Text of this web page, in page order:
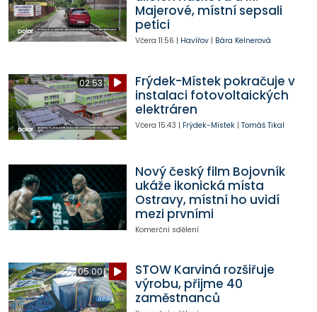
Majerové, místní sepsali
petici
Včera 11:56 | Havířov| Bára Kelnerová
02:53
Frýdek-Místek pokračuje v
instalaci fotovoltaických
elektráren
Včera 15:43 | Frýdek-Místek| Tomáš Tikal
Nový český film Bojovník
ukáže ikonická místa
Ostravy, místní ho uvidí
mezi prvními
Komerční sdělení
05:00
STOW Karviná rozšiřuje
výrobu, přijme 40
zaměstnanců